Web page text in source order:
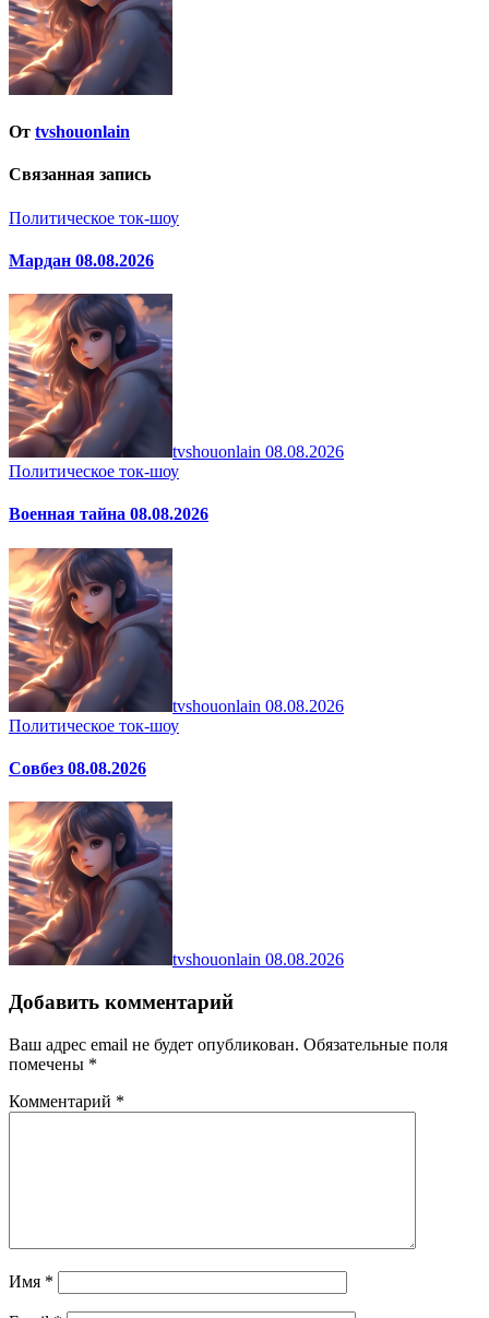
От tvshouonlain
Связанная запись
Политическое ток-шоу
Мардан 08.08.2026
tvshouonlain 08.08.2026
Политическое ток-шоу
Военная тайна 08.08.2026
tvshouonlain 08.08.2026
Политическое ток-шоу
Совбез 08.08.2026
tvshouonlain 08.08.2026
Добавить комментарий
Ваш адрес email не будет опубликован. Обязательные поля
помечены *
Комментарий *
Имя *